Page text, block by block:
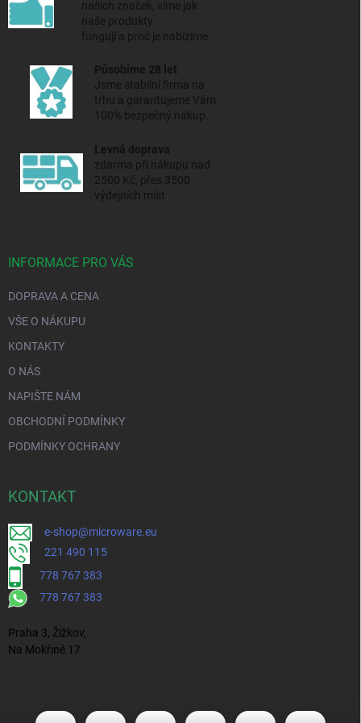
našich značek, víme jak
naše produkty
fungují a proč je nabízíme
Působíme 28 let
Jsme stabilní firma na
trhu a garantujeme Vám
100% bezpečný nákup.
Levná doprava
zdarma při nákupu nad
2500 Kč, přes 3500
výdejních míst
INFORMACE PRO VÁS
DOPRAVA A CENA
VŠE O NÁKUPU
KONTAKTY
O NÁS
NAPIŠTE NÁM
OBCHODNÍ PODMÍNKY
PODMÍNKY OCHRANY
KONTAKT
e-shop@microware.eu
221 490 115
778 767 383
778 767 383
Praha 3, Žižkov,
Na Mokřině 17